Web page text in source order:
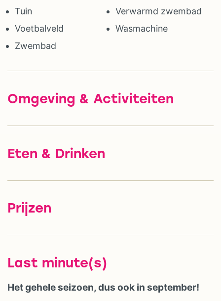
Tuin
Verwarmd zwembad
Voetbalveld
Wasmachine
Zwembad
Omgeving & Activiteiten
Eten & Drinken
Prijzen
Last minute(s)
Het gehele seizoen, dus ook in september!